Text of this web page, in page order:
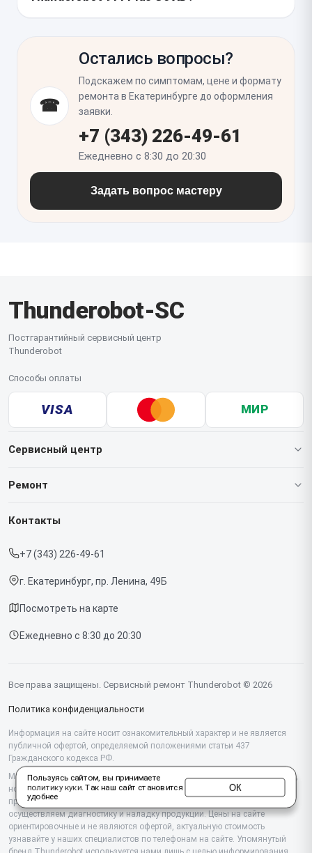
нагрузкой на эти узлы. Если есть следы ударов,
мастер также проверяет рамку и крышку на
при следующем открытии.
посторонних артефактов, а яркость и частота
обновления — соответствовать штатным
параметрам. Стоит сразу проверить работу по
всей площади экрана, реакцию на открытие и
закрытие крышки, а также корректность
изображения в BIOS и в системе.
☎
Остались вопросы?
Подскажем по симптомам, цене и формату
ремонта в Екатеринбурге до оформления
заявки.
+7 (343) 226-49-61
Ежедневно с 8:30 до 20:30
Задать вопрос мастеру
Thunderobot-SC
Постгарантийный сервисный центр
Thunderobot
Способы оплаты
VISA МИР
Сервисный центр
О нашем сервисе
Срочный ремонт
Доставка и способы оплаты
Диагностика
Контакты
Ремонт
Ноутбуков
Контакты
+7 (343) 226-49-61
г. Екатеринбург, пр. Ленина, 49Б
Посмотреть на карте
Ежедневно с 8:30 до 20:30
Все права защищены. Сервисный ремонт Thunderobot © 2026
Политика конфиденциальности
Информация на сайте носит ознакомительный характер и не является
публичной офертой, определяемой положениями статьи 437
Гражданского кодекса РФ.
Мы специализируемся на обслуживании и ремонте техники Thunderobot,
но не являемся их официальным представителем. Предоставляем
профессиональные услуги после истечения гарантии, а также
осуществляем диагностику и наладку продукции. Цены на сайте
ориентировочные и не являются офертой, актуальную стоимость
узнавайте у наших специалистов по телефонам на сайте. Упомянутый
Пользуясь сайтом, вы принимаете
политику куки. Так наш сайт становится
удобнее
ОК